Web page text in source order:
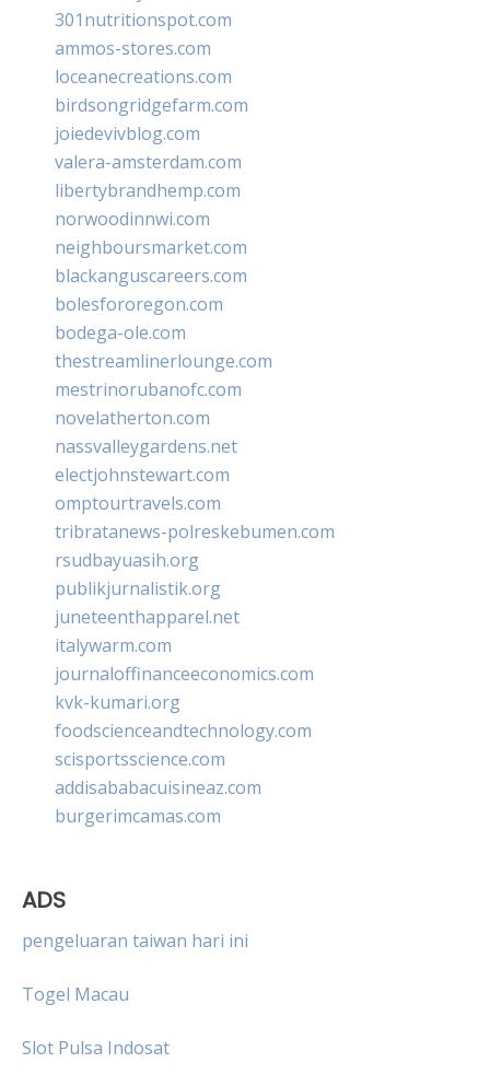
301nutritionspot.com
ammos-stores.com
loceanecreations.com
birdsongridgefarm.com
joiedevivblog.com
valera-amsterdam.com
libertybrandhemp.com
norwoodinnwi.com
neighboursmarket.com
blackanguscareers.com
bolesfororegon.com
bodega-ole.com
thestreamlinerlounge.com
mestrinorubanofc.com
novelatherton.com
nassvalleygardens.net
electjohnstewart.com
omptourtravels.com
tribratanews-polreskebumen.com
rsudbayuasih.org
publikjurnalistik.org
juneteenthapparel.net
italywarm.com
journaloffinanceeconomics.com
kvk-kumari.org
foodscienceandtechnology.com
scisportsscience.com
addisababacuisineaz.com
burgerimcamas.com
ADS
pengeluaran taiwan hari ini
Togel Macau
Slot Pulsa Indosat